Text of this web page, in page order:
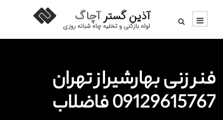
فنر زنی بهارشیراز تهران
09129615767 فاضلاب